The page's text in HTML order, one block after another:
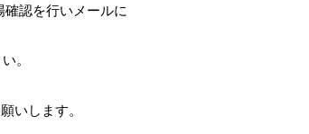
確認を行いメールに
。
いします。